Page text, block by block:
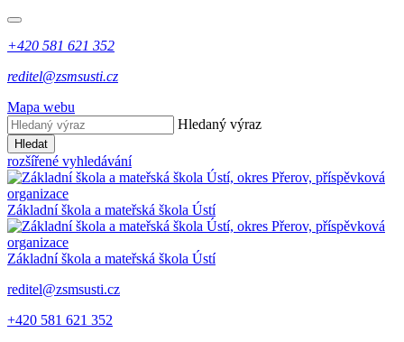
+420 581 621 352
reditel@zsmsusti.cz
Mapa webu
Hledaný výraz
Hledat
rozšířené vyhledávání
Základní škola a mateřská škola Ústí
Základní škola a mateřská škola Ústí
reditel@zsmsusti.cz
+420 581 621 352